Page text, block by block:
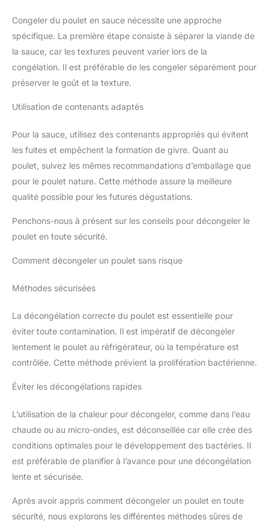
Congeler du poulet en sauce nécessite une approche
spécifique. La première étape consiste à séparer la viande de
la sauce, car les textures peuvent varier lors de la
congélation. Il est préférable de les congeler séparément pour
préserver le goût et la texture.
Utilisation de contenants adaptés
Pour la sauce, utilisez des contenants appropriés qui évitent
les fuites et empêchent la formation de givre. Quant au
poulet, suivez les mêmes recommandations d’emballage que
pour le poulet nature. Cette méthode assure la meilleure
qualité possible pour les futures dégustations.
Penchons-nous à présent sur les conseils pour décongeler le
poulet en toute sécurité.
Comment décongeler un poulet sans risque
Méthodes sécurisées
La décongélation correcte du poulet est essentielle pour
éviter toute contamination. Il est impératif de décongeler
lentement le poulet au réfrigérateur, où la température est
contrôlée. Cette méthode prévient la prolifération bactérienne.
Éviter les décongélations rapides
L’utilisation de la chaleur pour décongeler, comme dans l’eau
chaude ou au micro-ondes, est déconseillée car elle crée des
conditions optimales pour le développement des bactéries. Il
est préférable de planifier à l’avance pour une décongélation
lente et sécurisée.
Après avoir appris comment décongeler un poulet en toute
sécurité, nous explorons les différentes méthodes sûres de